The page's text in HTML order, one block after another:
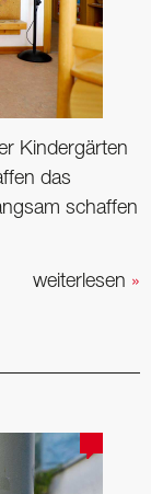
Kindergärten
das
schaffen
weiterlesen »